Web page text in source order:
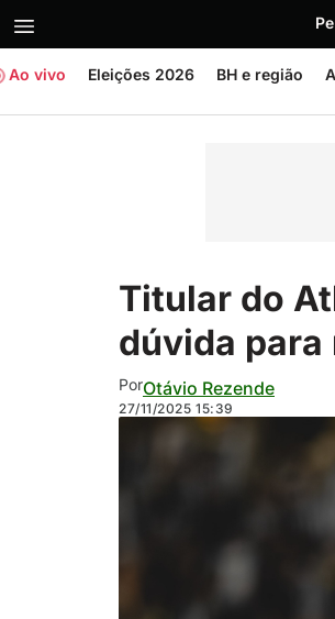
Ao vivo Eleições 2026 BH e região
Titular do
dúvida
PorOtávio Rezende
27/11/2025 15:39